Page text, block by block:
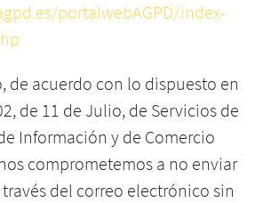
portalwebAGPD/index-
de acuerdo con lo dispuesto en
de 11 de Julio, de Servicios de
Información y de Comercio
comprometemos a no enviar
del correo electrónico sin